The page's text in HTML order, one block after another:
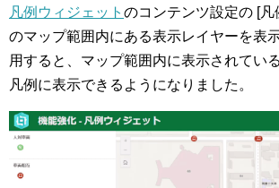
凡例ウィジェット のコンテンツ設定の [凡
のマップ範囲内にある表示レイヤーを表
用すると、マップ範囲内に表示されてい
凡例に表示できるようになりました。